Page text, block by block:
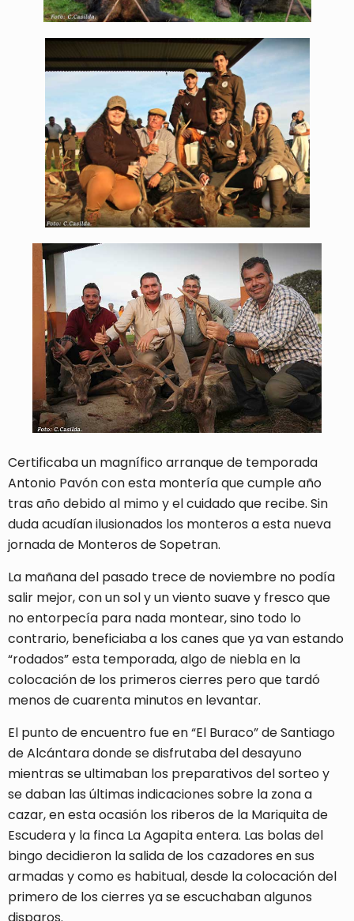
Certificaba un magnífico arranque de temporada
Antonio Pavón con esta montería que cumple año
tras año debido al mimo y el cuidado que recibe. Sin
duda acudían ilusionados los monteros a esta nueva
jornada de Monteros de Sopetran.
La mañana del pasado trece de noviembre no podía
salir mejor, con un sol y un viento suave y fresco que
no entorpecía para nada montear, sino todo lo
contrario, beneficiaba a los canes que ya van estando
“rodados” esta temporada, algo de niebla en la
colocación de los primeros cierres pero que tardó
menos de cuarenta minutos en levantar.
El punto de encuentro fue en “El Buraco” de Santiago
de Alcántara donde se disfrutaba del desayuno
mientras se ultimaban los preparativos del sorteo y
se daban las últimas indicaciones sobre la zona a
cazar, en esta ocasión los riberos de la Mariquita de
Escudera y la finca La Agapita entera. Las bolas del
bingo decidieron la salida de los cazadores en sus
armadas y como es habitual, desde la colocación del
primero de los cierres ya se escuchaban algunos
disparos.